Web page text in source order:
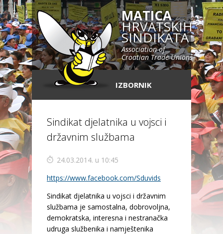
MATICA
HRVATSKIH
SINDIKATA
Association of
Croatian Trade Unions
IZBORNIK
Sindikat djelatnika u vojsci i
državnim službama
24.03.2014. u 10:45
https://www.facebook.com/Sduvids
Sindikat djelatnika u vojsci i državnim
službama je samostalna, dobrovoljna,
demokratska, interesna i nestranačka
udruga službenika i namještenika